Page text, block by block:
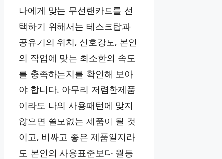
나에게 맞는 무선랜카드를 선
택하기 위해서는 테스크탑과
공유기의 위치, 신호강도, 본인
의 작업에 맞는 최소한의 속도
를 충족하는지를 확인해 보아
야 합니다. 아무리 저렴한제품
이라도 나의 사용패턴에 맞지
않으면 쓸모없는 제품이 될 것
이고, 비싸고 좋은 제품일지라
도 본인의 사용표준보다 월등